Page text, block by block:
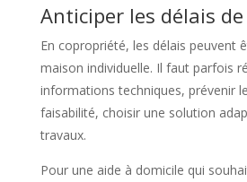
Anticiper les délais
En copropriété, les délais peuvent
maison individuelle. Il faut parfois
informations techniques, prévenir
faisabilité, choisir une solution
travaux.
Pour une aide à domicile qui